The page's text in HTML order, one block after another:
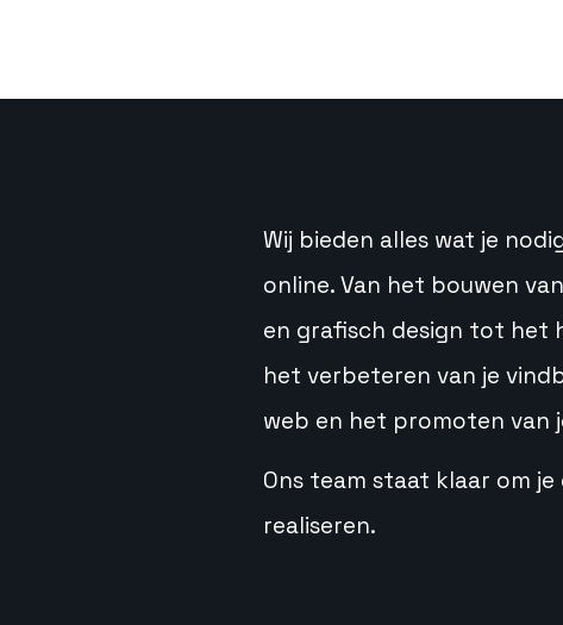
Wij bieden alles wat je
online. Van het bouwen
en grafisch design tot het
het verbeteren van je
web en het promoten van
Ons team staat klaar om
realiseren.